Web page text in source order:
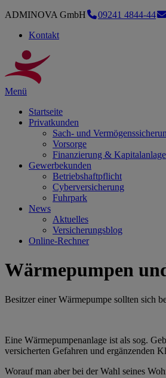
ADMINOVA GmbH 09241 4844-44
Kontakt
Menü
Startseite
Privatkunden
Sach- und
Vorsorge
Finanzierung & Kapitalanlage
Gewerbekunden
Betriebshaftpflicht
Cyberversicherung
Fuhrpark
News
Aktuelles
Versicherungsblog
Online-Rechner
Wärmepumpen
Besitzer einer Wärmepumpe sollten sich
Eine Wärmepumpenanlage ist als sog.
versicherten Gefahren und ergänzenden
Worauf man aber bei der Wahl seines